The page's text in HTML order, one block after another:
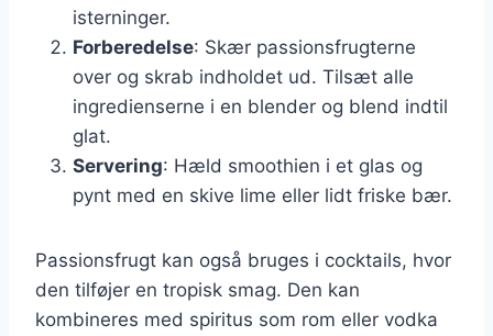
isterninger.
Forberedelse: Skær passionsfrugterne
over og skrab indholdet ud. Tilsæt alle
ingredienserne i en blender og blend indtil
glat.
Servering: Hæld smoothien i et glas og
pynt med en skive lime eller lidt friske bær.
Passionsfrugt kan også bruges i cocktails, hvor
den tilføjer en tropisk smag. Den kan
kombineres med spiritus som rom eller vodka